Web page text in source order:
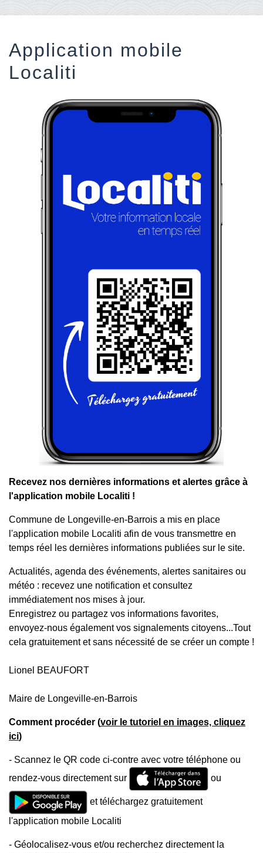
Application mobile
Localiti
Recevez nos dernières informations et alertes grâce à
l'application mobile Localiti !
Commune de Longeville-en-Barrois a mis en place
l'application mobile Localiti afin de vous transmettre en
temps réel les dernières informations publiées sur le site.
Actualités, agenda des événements, alertes sanitaires ou
météo : recevez une notification et consultez
immédiatement nos mises à jour.
Enregistrez ou partagez vos informations favorites,
envoyez-nous également vos signalements citoyens...Tout
cela gratuitement et sans nécessité de se créer un compte !
Lionel BEAUFORT
Maire de Longeville-en-Barrois
Comment procéder (voir le tutoriel en images, cliquez
ici)
- Scannez le QR code ci-contre avec votre téléphone ou
rendez-vous directement sur
ou
et téléchargez gratuitement
l'application mobile Localiti
- Géolocalisez-vous et/ou recherchez directement la